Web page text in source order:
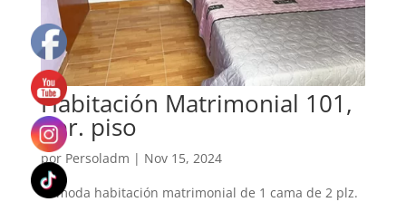
Habitación Matrimonial 101,
1er. piso
por Persoladm | Nov 15, 2024
Cómoda habitación matrimonial de 1 cama de 2 plz.